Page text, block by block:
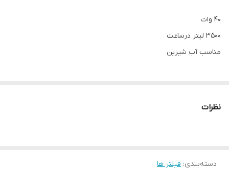
40 وات
3500 لیتر درساعت
مناسب آب شیرین
نظرات
دسته‌بندی: فیلتر ها